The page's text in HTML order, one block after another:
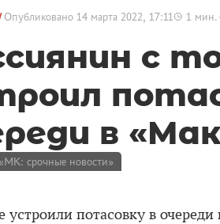
Опубликовано 14 марта 2022, 17:11 1 мин.
с
в
срочные новости»
устроили потасовку в